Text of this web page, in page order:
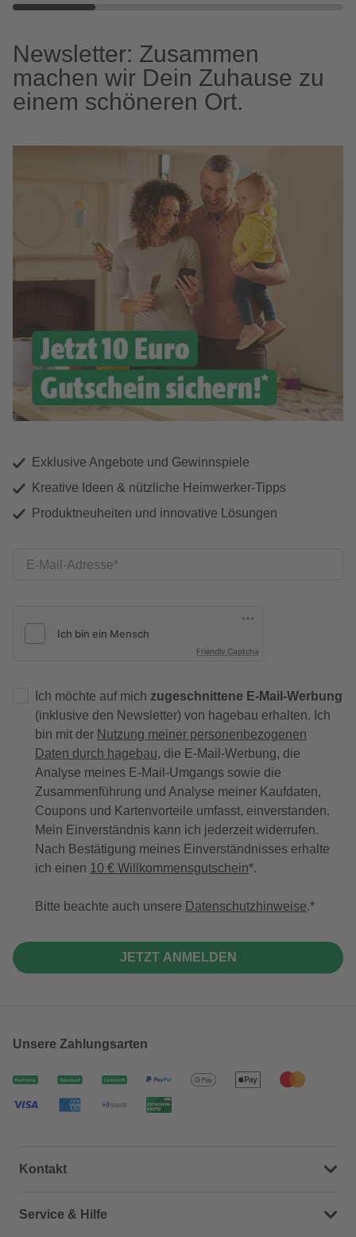
Newsletter: Zusammen
machen wir Dein Zuhause zu
einem schöneren Ort.
Exklusive Angebote und Gewinnspiele
Kreative Ideen & nützliche Heimwerker-Tipps
Produktneuheiten und innovative Lösungen
E-Mail-Adresse
Friendly Captcha
Ich möchte auf mich zugeschnittene E-Mail-Werbung
(inklusive den Newsletter) von hagebau erhalten. Ich
bin mit der Nutzung meiner personenbezogenen
Daten durch hagebau, die E-Mail-Werbung, die
Analyse meines E-Mail-Umgangs sowie die
Zusammenführung und Analyse meiner Kaufdaten,
Coupons und Kartenvorteile umfasst, einverstanden.
Mein Einverständnis kann ich jederzeit widerrufen.
Nach Bestätigung meines Einverständnisses erhalte
ich einen 10 € Willkommensgutschein*.
Bitte beachte auch unsere Datenschutzhinweise.
JETZT ANMELDEN
Unsere Zahlungsarten
Kontakt
Dein Kontakt zu uns
Service & Hilfe